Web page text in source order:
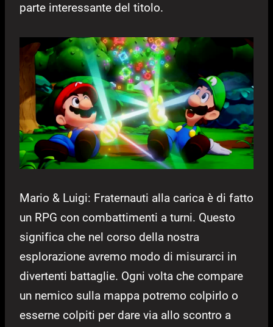
parte interessante del titolo.
Mario & Luigi: Fraternauti alla carica è di fatto
un RPG con combattimenti a turni. Questo
significa che nel corso della nostra
esplorazione avremo modo di misurarci in
divertenti battaglie. Ogni volta che compare
un nemico sulla mappa potremo colpirlo o
esserne colpiti per dare via allo scontro a